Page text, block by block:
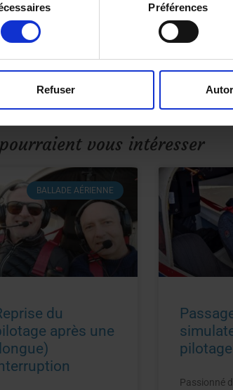
Préférences
Refuser
le principal constructeur ULM français et devient
et planeur.
de la formation (encadrement de stages en école de
à devenir instructeur ULM puis formateur
vous intéresser
BALLADE AÉRIENNE
du
après une
pilotage
Passionné